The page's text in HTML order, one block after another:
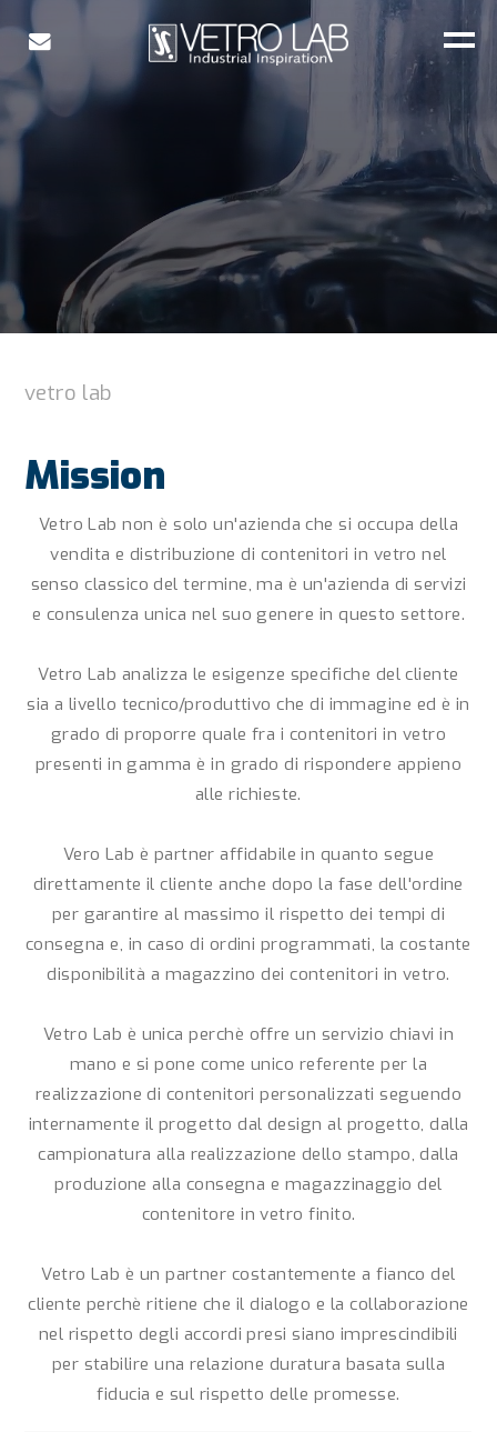
vetro lab
Mission
Vetro Lab non è solo un'azienda che si occupa della
vendita e distribuzione di contenitori in vetro nel
senso classico del termine, ma è un'azienda di servizi
e consulenza unica nel suo genere in questo settore.
Vetro Lab analizza le esigenze specifiche del cliente
sia a livello tecnico/produttivo che di immagine ed è in
grado di proporre quale fra i contenitori in vetro
presenti in gamma è in grado di rispondere appieno
alle richieste.
Vero Lab è partner affidabile in quanto segue
direttamente il cliente anche dopo la fase dell'ordine
per garantire al massimo il rispetto dei tempi di
consegna e, in caso di ordini programmati, la costante
disponibilità a magazzino dei contenitori in vetro.
Vetro Lab è unica perchè offre un servizio chiavi in
mano e si pone come unico referente per la
realizzazione di contenitori personalizzati seguendo
internamente il progetto dal design al progetto, dalla
campionatura alla realizzazione dello stampo, dalla
produzione alla consegna e magazzinaggio del
contenitore in vetro finito.
Vetro Lab è un partner costantemente a fianco del
cliente perchè ritiene che il dialogo e la collaborazione
nel rispetto degli accordi presi siano imprescindibili
per stabilire una relazione duratura basata sulla
fiducia e sul rispetto delle promesse.